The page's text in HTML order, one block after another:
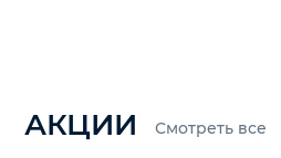
АКЦИИ Смотреть все